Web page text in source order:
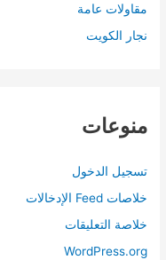
مقاولات عامة
نجار الكويت
منوعات
تسجيل الدخول
خلاصات Feed الإدخالات
خلاصة التعليقات
WordPress.org